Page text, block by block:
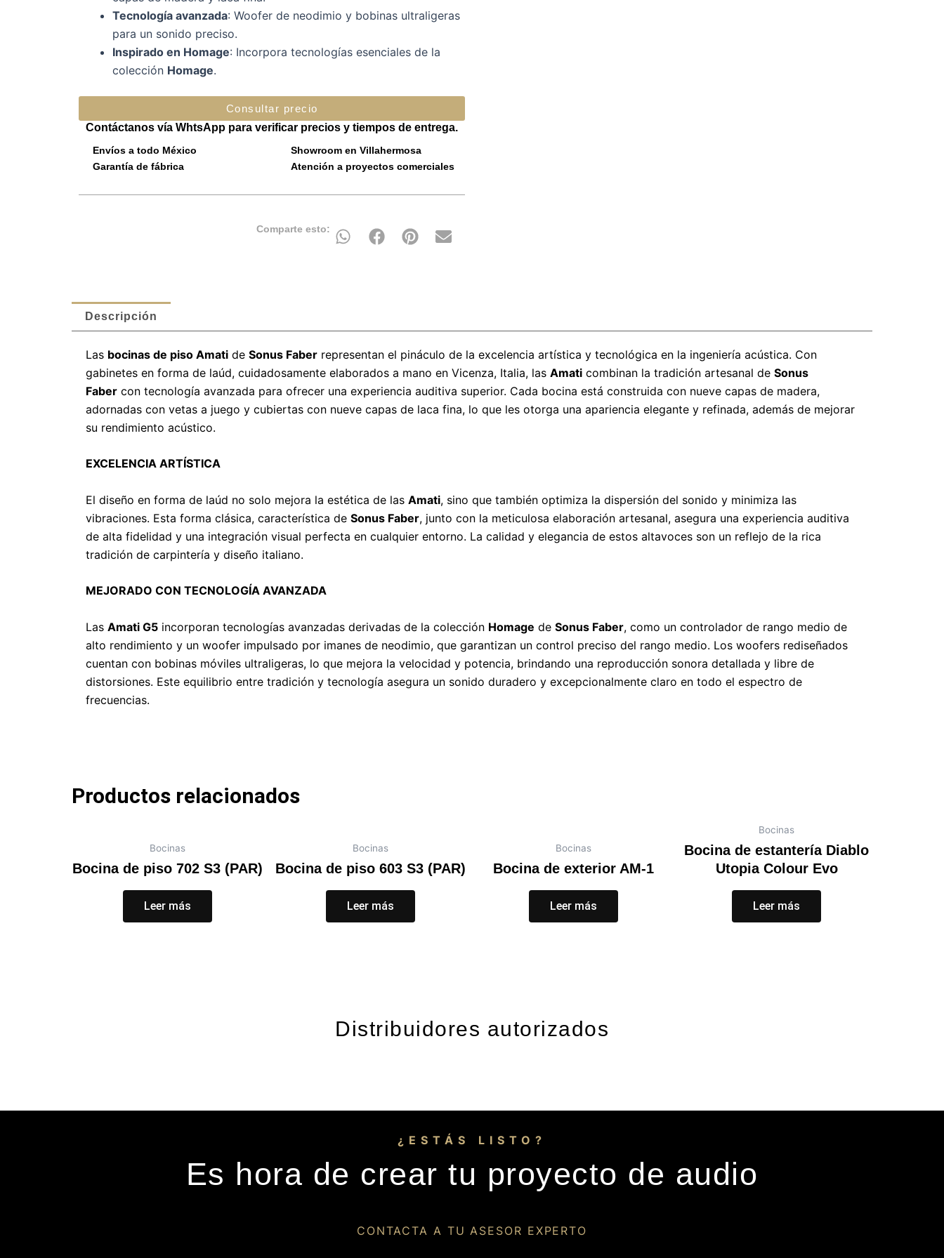
Tecnología avanzada: Woofer de neodimio y bobinas ultraligeras
para un sonido preciso.
Inspirado en Homage: Incorpora tecnologías esenciales de la
colección Homage.
Consultar precio
Contáctanos vía WhtsApp para verificar precios y tiempos de entrega.
Envíos a todo México
Garantía de fábrica
Showroom en Villahermosa
Atención a proyectos comerciales
Comparte esto:
Descripción
Las bocinas de piso Amati de Sonus Faber representan el pináculo de la excelencia artística y tecnológica en la ingeniería acústica. Con
gabinetes en forma de laúd, cuidadosamente elaborados a mano en Vicenza, Italia, las Amati combinan la tradición artesanal de Sonus
Faber con tecnología avanzada para ofrecer una experiencia auditiva superior. Cada bocina está construida con nueve capas de madera,
adornadas con vetas a juego y cubiertas con nueve capas de laca fina, lo que les otorga una apariencia elegante y refinada, además de mejorar
su rendimiento acústico.
EXCELENCIA ARTÍSTICA
El diseño en forma de laúd no solo mejora la estética de las Amati, sino que también optimiza la dispersión del sonido y minimiza las
vibraciones. Esta forma clásica, característica de Sonus Faber, junto con la meticulosa elaboración artesanal, asegura una experiencia auditiva
de alta fidelidad y una integración visual perfecta en cualquier entorno. La calidad y elegancia de estos altavoces son un reflejo de la rica
tradición de carpintería y diseño italiano.
MEJORADO CON TECNOLOGÍA AVANZADA
Las Amati G5 incorporan tecnologías avanzadas derivadas de la colección Homage de Sonus Faber, como un controlador de rango medio de
alto rendimiento y un woofer impulsado por imanes de neodimio, que garantizan un control preciso del rango medio. Los woofers rediseñados
cuentan con bobinas móviles ultraligeras, lo que mejora la velocidad y potencia, brindando una reproducción sonora detallada y libre de
distorsiones. Este equilibrio entre tradición y tecnología asegura un sonido duradero y excepcionalmente claro en todo el espectro de
frecuencias.
Productos relacionados
Bocinas
Bocina de piso 702 S3 (PAR)
Leer más
Bocinas
Bocina de piso 603 S3 (PAR)
Leer más
Bocinas
Bocina de exterior AM-1
Leer más
Bocinas
Bocina de estantería Diablo
Utopia Colour Evo
Leer más
Distribuidores autorizados
¿ESTÁS LISTO?
Es hora de crear tu proyecto de audio
CONTACTA A TU ASESOR EXPERTO